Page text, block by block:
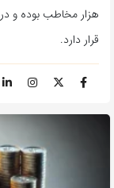
قرار دارد.